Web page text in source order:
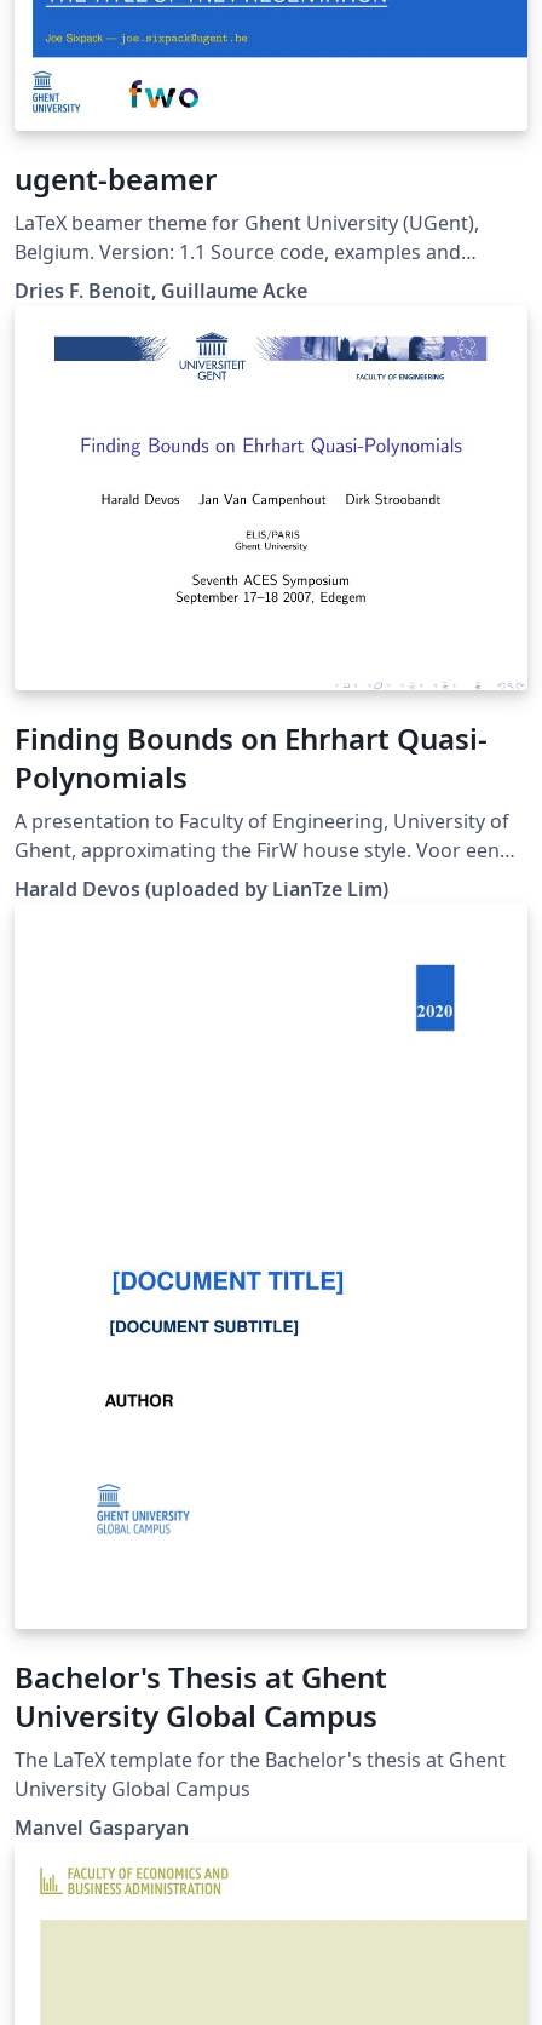
ugent-beamer
LaTeX beamer theme for Ghent University (UGent),
Belgium. Version: 1.1 Source code, examples and
description on Github:
software is released under the GNU GPL v3.0 License.
Dries F. Benoit, Guillaume Acke
Finding Bounds on Ehrhart Quasi-
Polynomials
A presentation to Faculty of Engineering, University of
Ghent, approximating the FirW house style. Voor een
presentatie aan de Faculteit Ingenieurswetenschappen
kan je de template van Harald Devos gebruiken, die een
enige aanpassing is deze stijl ook te gebruiken voor
andere faculteiten of aan te passen richting algemene
UGent-huisstijl. (Downloaded from LaTeX templates en
Harald Devos (uploaded by LianTze Lim)
Bachelor's Thesis at Ghent
University Global Campus
The LaTeX template for the Bachelor's thesis at Ghent
University Global Campus
Manvel Gasparyan